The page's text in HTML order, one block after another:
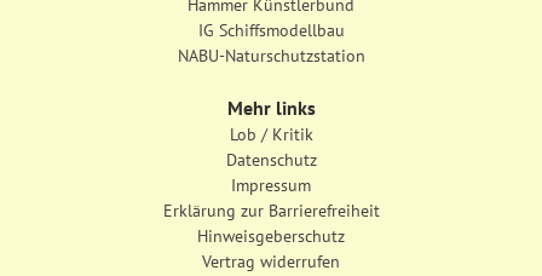
Hammer Künstlerbund
IG Schiffsmodellbau
NABU-Naturschutzstation
Mehr links
Lob / Kritik
Datenschutz
Impressum
Erklärung zur Barrierefreiheit
Hinweisgeberschutz
Vertrag widerrufen